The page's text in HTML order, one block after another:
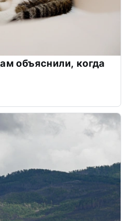
объяснили, когда